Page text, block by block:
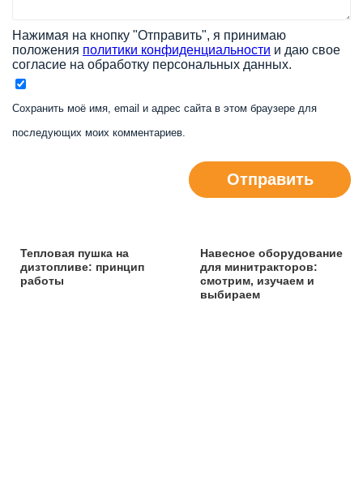
Нажимая на кнопку "Отправить", я принимаю
положения политики конфиденциальности и даю свое
согласие на обработку персональных данных.
Сохранить моё имя, email и адрес сайта в этом браузере для
последующих моих комментариев.
Отправить
Тепловая пушка на
дизтопливе: принцип
работы
Навесное оборудование
для минитракторов:
смотрим, изучаем и
выбираем